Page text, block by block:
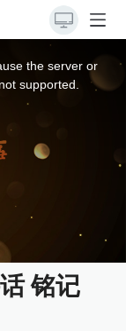
the server or
supported.
铭记